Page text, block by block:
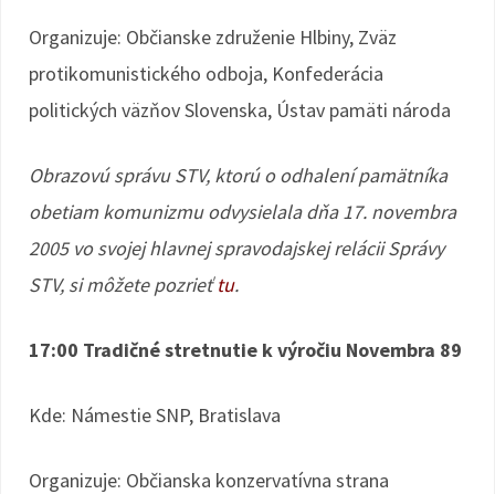
Organizuje: Občianske združenie Hlbiny, Zväz
protikomunistického odboja, Konfederácia
politických väzňov Slovenska, Ústav pamäti národa
Obrazovú správu STV, ktorú o odhalení pamätníka
obetiam komunizmu odvysielala dňa 17. novembra
2005 vo svojej hlavnej spravodajskej relácii Správy
STV, si môžete pozrieťtu.
17:00 Tradičné stretnutie k výročiu Novembra 89
Kde: Námestie SNP, Bratislava
Organizuje: Občianska konzervatívna strana